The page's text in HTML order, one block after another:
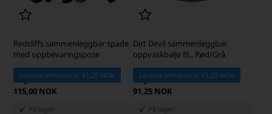
Redcliffs sammenleggbar spade
med oppbevaringspose
Laveste enhetspris: 81,25 NOK
115,00 NOK
På lager
Dirt Devil sammenleggbar
oppvaskbalje 8L, Rød/Grå
Laveste enhetspris: 61,25 NOK
91,25 NOK
På lager